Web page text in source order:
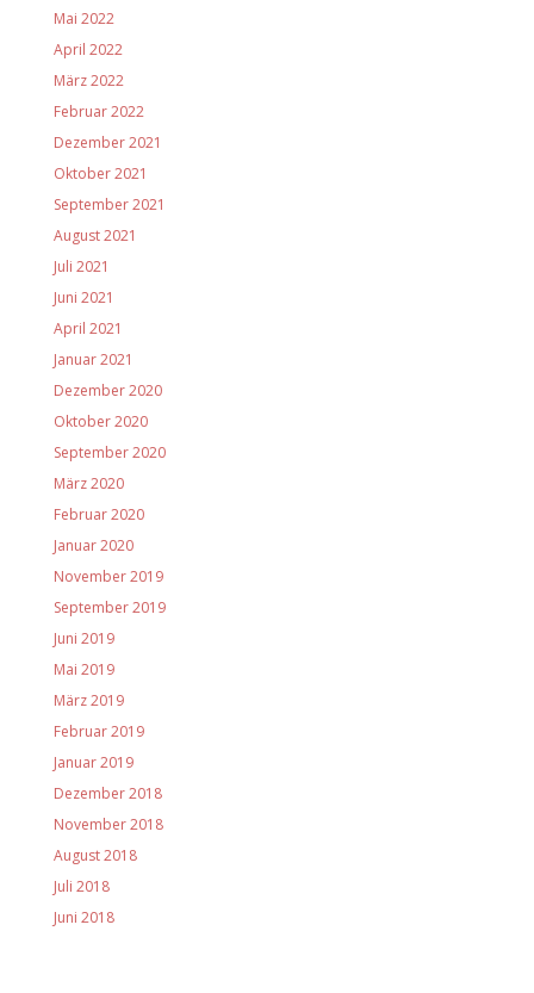
Mai 2022
April 2022
März 2022
Februar 2022
Dezember 2021
Oktober 2021
September 2021
August 2021
Juli 2021
Juni 2021
April 2021
Januar 2021
Dezember 2020
Oktober 2020
September 2020
März 2020
Februar 2020
Januar 2020
November 2019
September 2019
Juni 2019
Mai 2019
März 2019
Februar 2019
Januar 2019
Dezember 2018
November 2018
August 2018
Juli 2018
Juni 2018